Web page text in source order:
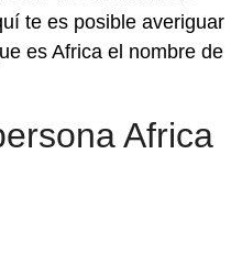
te es posible averiguar
es Africa el nombre de
Africa